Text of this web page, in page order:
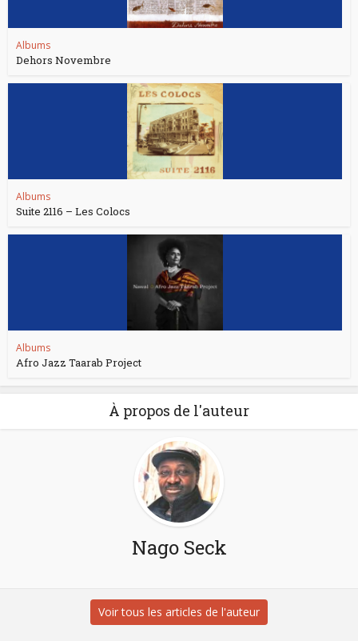
Albums
Dehors Novembre
Albums
Suite 2116 – Les Colocs
Albums
Afro Jazz Taarab Project
À propos de l'auteur
Nago Seck
Voir tous les articles de l'auteur